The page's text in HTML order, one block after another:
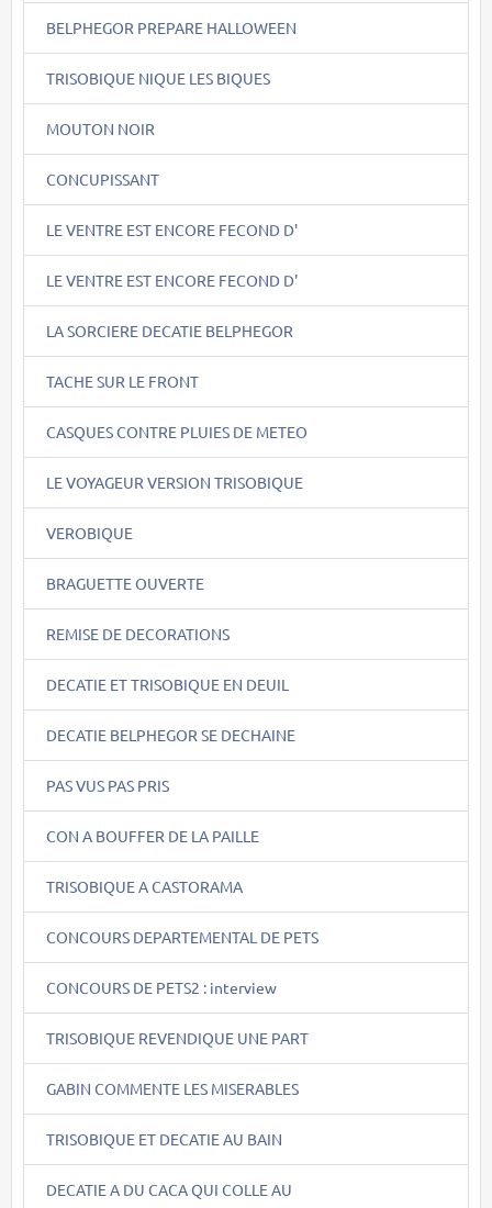
BELPHEGOR PREPARE HALLOWEEN
TRISOBIQUE NIQUE LES BIQUES
MOUTON NOIR
CONCUPISSANT
LE VENTRE EST ENCORE FECOND D'
LE VENTRE EST ENCORE FECOND D'
LA SORCIERE DECATIE BELPHEGOR
TACHE SUR LE FRONT
CASQUES CONTRE PLUIES DE METEO
LE VOYAGEUR VERSION TRISOBIQUE
VEROBIQUE
BRAGUETTE OUVERTE
REMISE DE DECORATIONS
DECATIE ET TRISOBIQUE EN DEUIL
DECATIE BELPHEGOR SE DECHAINE
PAS VUS PAS PRIS
CON A BOUFFER DE LA PAILLE
TRISOBIQUE A CASTORAMA
CONCOURS DEPARTEMENTAL DE PETS
CONCOURS DE PETS2 : interview
TRISOBIQUE REVENDIQUE UNE PART
GABIN COMMENTE LES MISERABLES
TRISOBIQUE ET DECATIE AU BAIN
DECATIE A DU CACA QUI COLLE AU